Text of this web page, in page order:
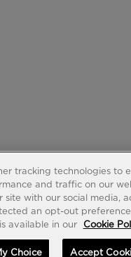
tracking technologies to
and traffic on our
with our social media,
an opt-out
available in our
Cookie
Choice Accept